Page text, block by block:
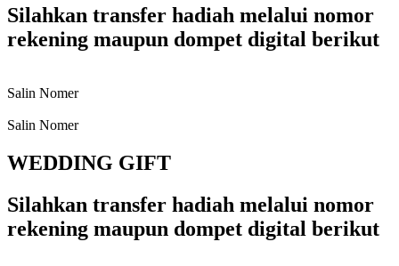
Silahkan transfer hadiah melalui nomor
rekening maupun dompet digital berikut
Salin Nomer
Salin Nomer
WEDDING GIFT
Silahkan transfer hadiah melalui nomor
rekening maupun dompet digital berikut